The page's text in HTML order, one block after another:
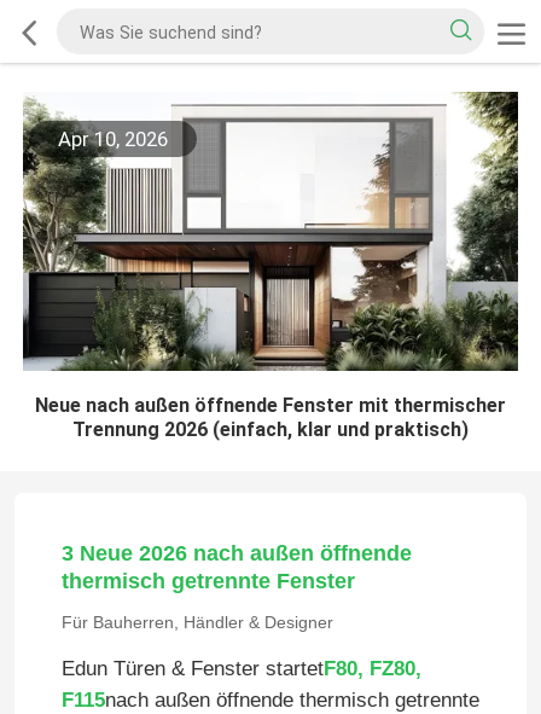
Apr 10, 2026
Neue nach außen öffnende Fenster mit thermischer
Trennung 2026 (einfach, klar und praktisch)
3 Neue 2026 nach außen öffnende
thermisch getrennte Fenster
Für Bauherren, Händler & Designer
Edun Türen & Fenster startetF80, FZ80,
F115nach außen öffnende thermisch getrennte